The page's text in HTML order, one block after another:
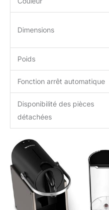
Dimensions
Poids
Fonction arrêt automatique
Disponibilité des pièces
détachées